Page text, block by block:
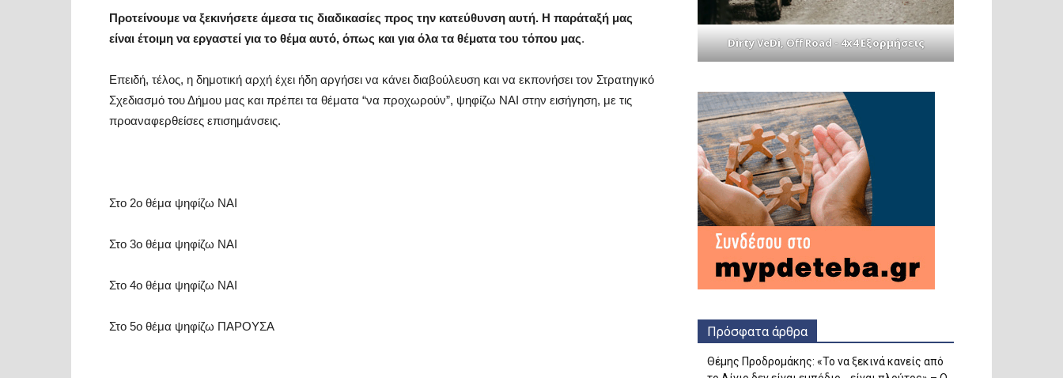
Προτείνουμε να ξεκινήσετε άμεσα τις διαδικασίες προς την κατεύθυνση αυτή. Η παράταξή μας
είναι έτοιμη να εργαστεί για το θέμα αυτό, όπως και για όλα τα θέματα του τόπου μας.
Επειδή, τέλος, η δημοτική αρχή έχει ήδη αργήσει να κάνει διαβούλευση και να εκπονήσει τον Στρατηγικό
Σχεδιασμό του Δήμου μας και πρέπει τα θέματα “να προχωρούν”, ψηφίζω ΝΑΙ στην εισήγηση, με τις
προαναφερθείσες επισημάνσεις.
Στο 2ο θέμα ψηφίζω ΝΑΙ
Στο 3ο θέμα ψηφίζω ΝΑΙ
Στο 4ο θέμα ψηφίζω ΝΑΙ
Στο 5ο θέμα ψηφίζω ΠΑΡΟΥΣΑ
Dirty VeDi, Off Road - 4x4 Εξορμήσεις
Πρόσφατα άρθρα
Θέμης Προδρομάκης: «Το να ξεκινά κανείς από